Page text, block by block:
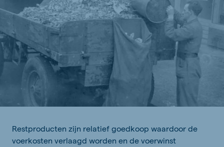
Restproducten zijn relatief goedkoop waardoor de
voerkosten verlaagd worden en de voerwinst